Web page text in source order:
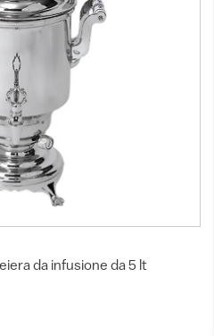
da infusione da 5 lt